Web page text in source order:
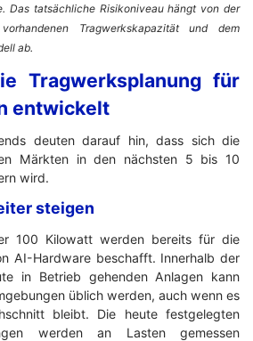
Das tatsächliche Risikoniveau hängt von der
Tragwerkskapazität und dem
ab.
Tragwerksplanung für
entwickelt
deuten darauf hin, dass sich die
Märkten in den nächsten 5 bis 10
wird.
steigen
100 Kilowatt werden bereits für die
AI-Hardware beschafft. Innerhalb der
in Betrieb gehenden Anlagen kann
üblich werden, auch wenn es
bleibt. Die heute festgelegten
werden an Lasten gemessen